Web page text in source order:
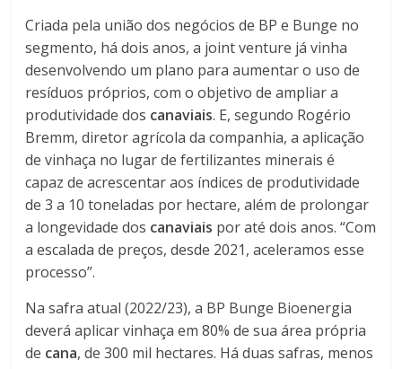
Criada pela união dos negócios de BP e Bunge no
segmento, há dois anos, a joint venture já vinha
desenvolvendo um plano para aumentar o uso de
resíduos próprios, com o objetivo de ampliar a
produtividade dos canaviais. E, segundo Rogério
Bremm, diretor agrícola da companhia, a aplicação
de vinhaça no lugar de fertilizantes minerais é
capaz de acrescentar aos índices de produtividade
de 3 a 10 toneladas por hectare, além de prolongar
a longevidade dos canaviais por até dois anos. “Com
a escalada de preços, desde 2021, aceleramos esse
processo”.
Na safra atual (2022/23), a BP Bunge Bioenergia
deverá aplicar vinhaça em 80% de sua área própria
de cana, de 300 mil hectares. Há duas safras, menos